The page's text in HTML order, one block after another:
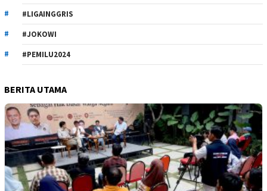
#LIGAINGGRIS
#JOKOWI
#PEMILU2024
BERITA UTAMA